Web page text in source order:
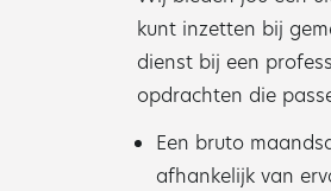
kunt inzetten bij
dienst bij een
opdrachten die
Een bruto
afhankelijk van